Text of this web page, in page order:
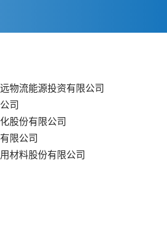
物流能源投资有限公司
司
股份有限公司
限公司
材料股份有限公司